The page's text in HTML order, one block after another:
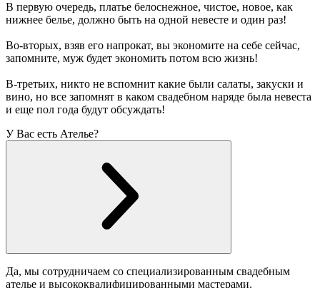
В первую очередь, платье белоснежное, чистое, новое, как
нижнее белье, должно быть на одной невесте и один раз!
Во-вторых, взяв его напрокат, вы экономите на себе сейчас,
запомните, муж будет экономить потом всю жизнь!
В-третьих, никто не вспомнит какие были салаты, закуски и
вино, но все запомнят в каком свадебном наряде была невеста
и еще пол года будут обсуждать!
У Вас есть Ателье?
Да, мы сотрудничаем со специализированным свадебным
ателье и высококвалифицированными мастерами.